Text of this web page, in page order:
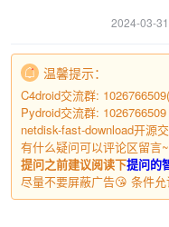
2024-03-31
温馨提示：
C4droid交流群:
Pydroid交流群: 1026766509
netdisk-fast-download开源
有什么疑问可以评论区留言
提问之前建议阅读下提问的
尽量不要屏蔽广告😘 条件